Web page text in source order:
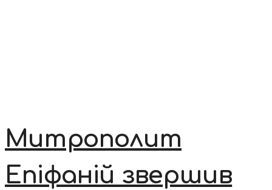
Митрополит
Епіфаній звершив